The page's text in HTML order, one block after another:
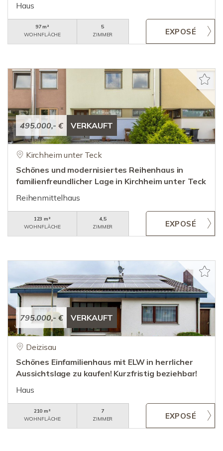
Haus
97 m²
WOHNFLÄCHE
5
ZIMMER
495.000,- € VERKAUFT
Kirchheim unter Teck
Schönes und modernisiertes Reihenhaus in
familienfreundlicher Lage in Kirchheim unter Teck
Reihenmittelhaus
123 m²
WOHNFLÄCHE
4,5
ZIMMER
795.000,- € VERKAUFT
Deizisau
Schönes Einfamilienhaus mit ELW in herrlicher
Aussichtslage zu kaufen! Kurzfristig beziehbar!
Haus
210 m²
WOHNFLÄCHE
7
ZIMMER